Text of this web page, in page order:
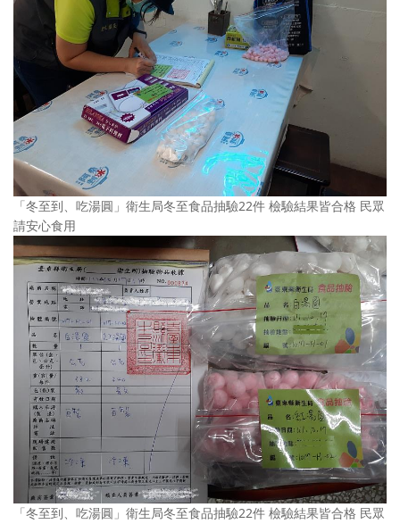
「冬至到、吃湯圓」衛生局冬至食品抽驗22件 檢驗結果皆合格 民眾
請安心食用
「冬至到、吃湯圓」衛生局冬至食品抽驗22件 檢驗結果皆合格 民眾